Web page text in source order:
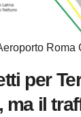
Roma
per
ma il